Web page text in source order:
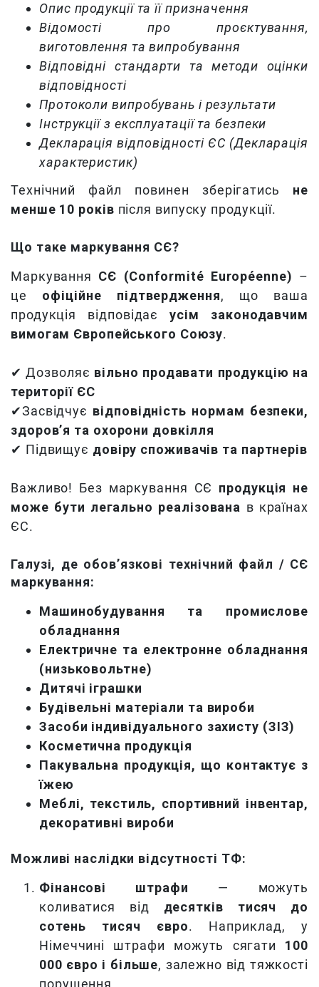
Опис продукції та її призначення
Відомості про проєктування,
виготовлення та випробування
Відповідні стандарти та методи оцінки
відповідності
Протоколи випробувань і результати
Інструкції з експлуатації та безпеки
Декларація відповідності ЄС (Декларація
характеристик)
Технічний файл повинен зберігатись не
менше 10 років після випуску продукції.
Що таке маркування СЄ?
Маркування СЄ (Conformité Européenne) –
це офіційне підтвердження, що ваша
продукція відповідаєусім законодавчим
вимогам Європейського Союзу.
✔ Дозволяє вільно продавати продукцію на
території ЄС
✔Засвідчує відповідність нормам безпеки,
здоров’я та охорони довкілля
✔ Підвищує довіру споживачів та партнерів
Важливо! Без маркування СЄ продукція не
може бути легально реалізована в країнах
ЄС.
Галузі, де обов’язкові технічний файл / СЄ
маркування:
Машинобудування та промислове
обладнання
Електричне та електронне обладнання
(низьковольтне)
Дитячі іграшки
Будівельні матеріали та вироби
Засоби індивідуального захисту (ЗІЗ)
Косметична продукція
Пакувальна продукція, що контактує з
їжею
Меблі, текстиль, спортивний інвентар,
декоративні вироби
Можливі наслідки відсутності ТФ:
Фінансові штрафи — можуть
коливатися від десятків тисяч до
сотень тисяч євро. Наприклад, у
Німеччині штрафи можуть сягати 100
000 євро і більше, залежно від тяжкості
порушення.